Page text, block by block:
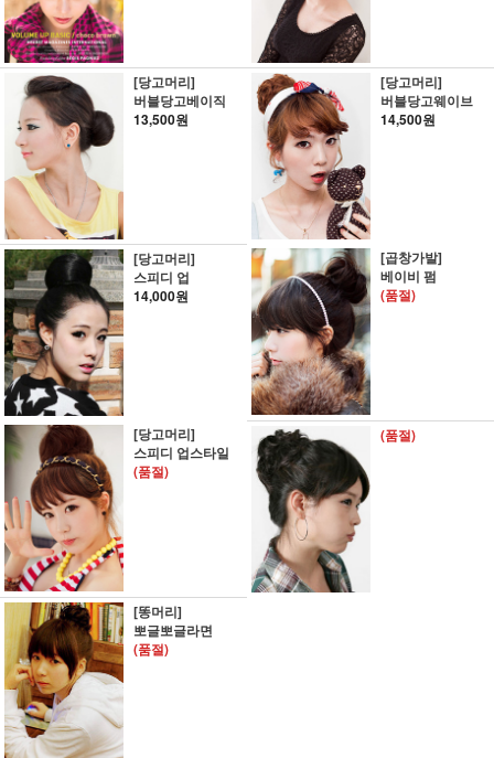
[당고머리]
버블당고베이직
13,500원
[당고머리]
버블당고웨이브
14,500원
[당고머리]
스피디 업
14,000원
[곱창가발]
베이비 펌
(품절)
[당고머리]
스피디 업스타일
(품절)
(품절)
[똥머리]
뽀글뽀글라면
(품절)